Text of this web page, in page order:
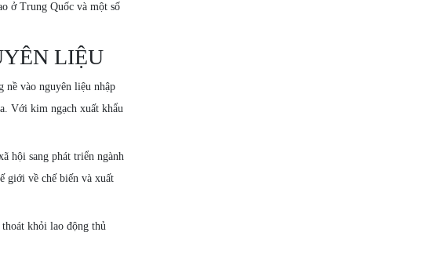
ở Trung Quốc và một số
LIỆU
nề vào nguyên liệu nhập
Với kim ngạch xuất khẩu
hội sang phát triển ngành
giới về chế biến và xuất
thoát khỏi lao động thủ